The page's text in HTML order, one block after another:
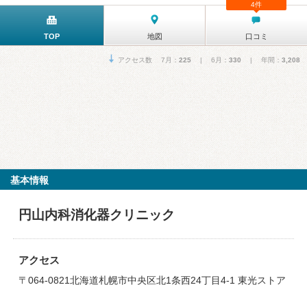
TOP 地図 口コミ
4件
アクセス数 7月： 225 | 6月： 330 | 年間： 3,208
基本情報
円山内科消化器クリニック
アクセス
〒064-0821北海道札幌市中央区北1条西24丁目4-1 東光ストア